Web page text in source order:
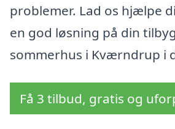
problemer. Lad os hjælpe
en god løsning på din
sommerhus i Kværndrup i
Få 3 tilbud, gratis og